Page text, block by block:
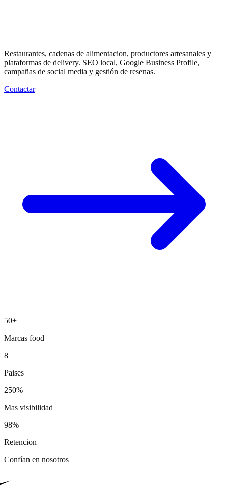
Restaurantes, cadenas de alimentacion, productores artesanales y
plataformas de delivery. SEO local, Google Business Profile,
campañas de social media y gestión de resenas.
Contactar
50+
Marcas food
8
Paises
250%
Mas visibilidad
98%
Retencion
Confían en nosotros